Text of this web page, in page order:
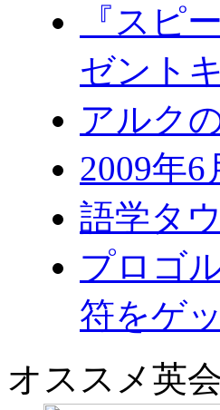
『スピ
ゼント
アルク
2009年
語学タ
プロゴ
符をゲ
オススメ英